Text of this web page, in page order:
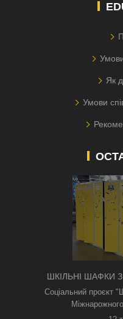
Як
Умови
ШКІЛЬНІ ШАФКИ
Соціальний проєкт